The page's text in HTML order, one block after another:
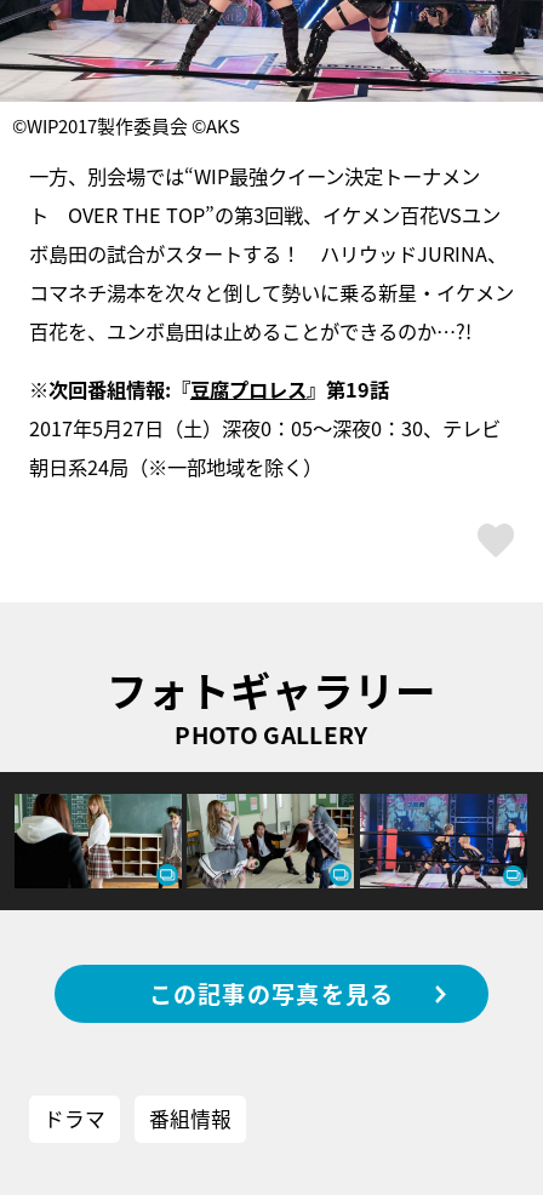
©WIP2017製作委員会 ©AKS
一方、別会場では“WIP最強クイーン決定トーナメン
ト OVER THE TOP”の第3回戦、イケメン百花VSユン
ボ島田の試合がスタートする！ ハリウッドJURINA、
コマネチ湯本を次々と倒して勢いに乗る新星・イケメン
百花を、ユンボ島田は止めることができるのか…?!
※次回番組情報:『豆腐プロレス』第19話
2017年5月27日（土）深夜0：05～深夜0：30、テレビ
朝日系24局（※一部地域を除く）
フォトギャラリー
PHOTO GALLERY
この記事の写真を見る
ドラマ 番組情報